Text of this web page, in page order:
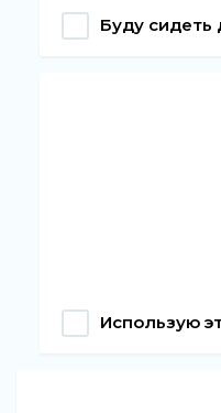
Буду сидеть
Использую